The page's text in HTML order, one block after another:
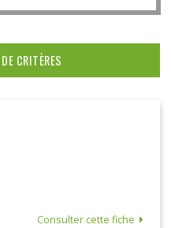
Consulter cette fiche
CRITÈRES